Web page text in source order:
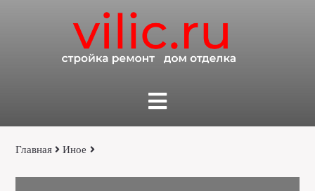
Главная Иное